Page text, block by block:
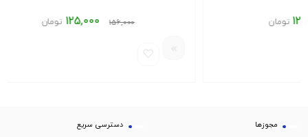
125,000 تومان
مجوزها دسترسی سریع